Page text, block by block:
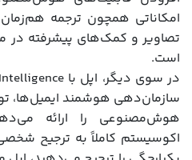
امکاناتی همچون ترجمه
تصاویر و کمک‌های پیشرفته در
است.
سازمان‌دهی هوشمند ایمیل‌ها،
هوش‌مصنوعی را ارائه
اکوسیستم کاملاً به ترجیح